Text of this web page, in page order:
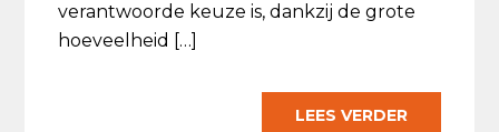
verantwoorde keuze is, dankzij de grote
hoeveelheid […]
LEES VERDER